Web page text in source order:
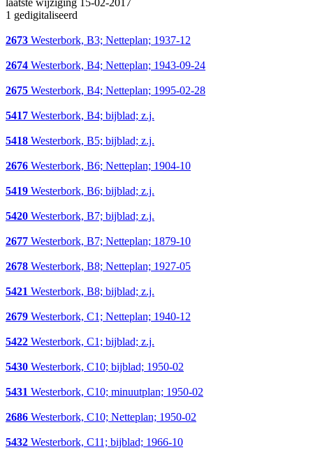
laatste wijziging 15-02-2017
1 gedigitaliseerd
2673 Westerbork, B3; Netteplan; 1937-12
2674 Westerbork, B4; Netteplan; 1943-09-24
2675 Westerbork, B4; Netteplan; 1995-02-28
5417 Westerbork, B4; bijblad; z.j.
5418 Westerbork, B5; bijblad; z.j.
2676 Westerbork, B6; Netteplan; 1904-10
5419 Westerbork, B6; bijblad; z.j.
5420 Westerbork, B7; bijblad; z.j.
2677 Westerbork, B7; Netteplan; 1879-10
2678 Westerbork, B8; Netteplan; 1927-05
5421 Westerbork, B8; bijblad; z.j.
2679 Westerbork, C1; Netteplan; 1940-12
5422 Westerbork, C1; bijblad; z.j.
5430 Westerbork, C10; bijblad; 1950-02
5431 Westerbork, C10; minuutplan; 1950-02
2686 Westerbork, C10; Netteplan; 1950-02
5432 Westerbork, C11; bijblad; 1966-10